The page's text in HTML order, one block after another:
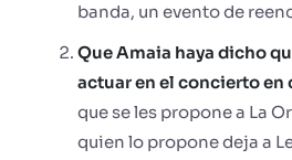
banda, un evento de
Que Amaia haya dicho
actuar en el concierto en
que se les propone a La
quien lo propone deja a